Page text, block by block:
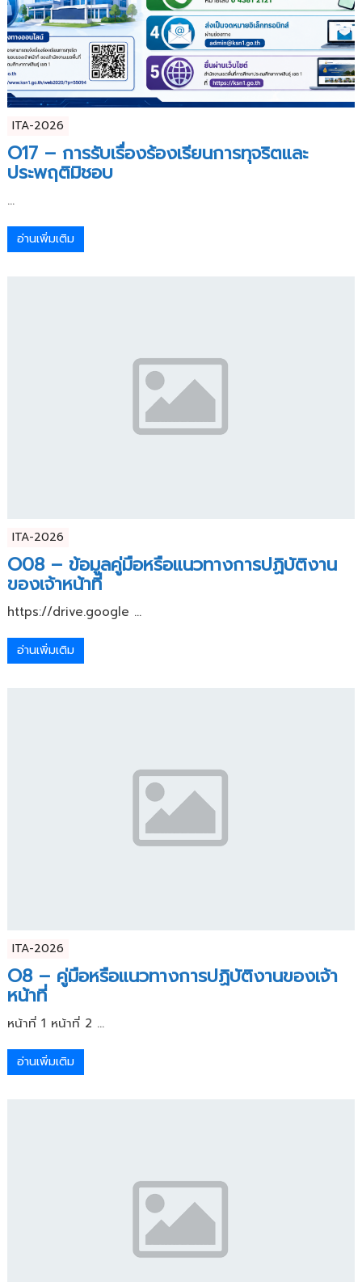
ITA-2026
O17 – การรับเรื่องร้องเรียนการทุจริตและ
ประพฤติมิชอบ
...
อ่านเพิ่มเติม
ITA-2026
O08 – ข้อมูลคู่มือหรือแนวทางการปฏิบัติงาน
ของเจ้าหน้าที่
https://drive.google ...
อ่านเพิ่มเติม
ITA-2026
O8 – คู่มือหรือแนวทางการปฏิบัติงานของเจ้า
หน้าที่
หน้าที่ 1 หน้าที่ 2 ...
อ่านเพิ่มเติม